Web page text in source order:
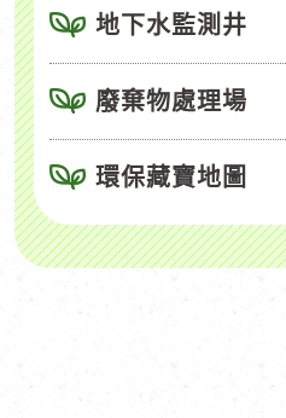
地下水監測井
廢棄物處理場
環保藏寶地圖